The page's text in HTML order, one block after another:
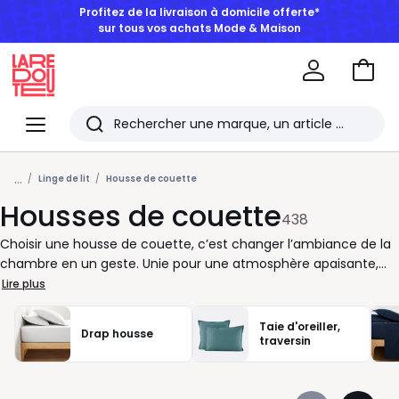
BONS PLANS | Jusqu'à -50% dès 2 articles*
Menu
Redoute
Rechercher
Les
derniers
articles
consultés
Aller
... Linge de lit Housse de couette
Housses de couette438
Choisir une housse de couette, c’est changer l’ambiance de la
chambre en un geste. Unie pour une atmosphère apaisante,
imprimée pour réveiller le décor, en coton lavé pour un rendu
souple, en percale pour une sensation plus fraîche: à vous de
trouver celle qui suit vos envies et votre rythme. Chez La
Redoute, nous vous proposons des housses de couette dans de
nombreuses dimensions, du lit une place au format familial,
Lire plus
Drap housse
Taie d'oreiller,
traversin